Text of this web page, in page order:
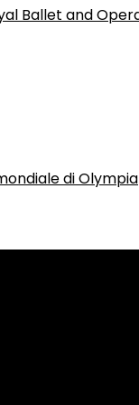
Ballet and
di Olympia